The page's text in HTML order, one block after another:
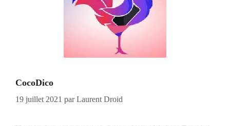
CocoDico
19 juillet 2021 parLaurent Droid